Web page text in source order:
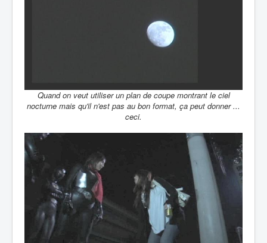
Quand on veut utiliser un plan de coupe montrant le ciel
nocturne mais qu'il n'est pas au bon format, ça peut donner ...
ceci.